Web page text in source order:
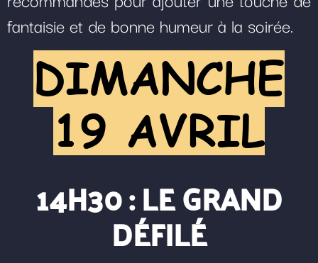
fantaisie et de bonne humeur à la soirée.
DIMANCHE
19 AVRIL
14H30 : LE GRAND
DÉFILÉ